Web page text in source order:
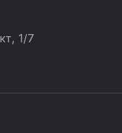
1/7